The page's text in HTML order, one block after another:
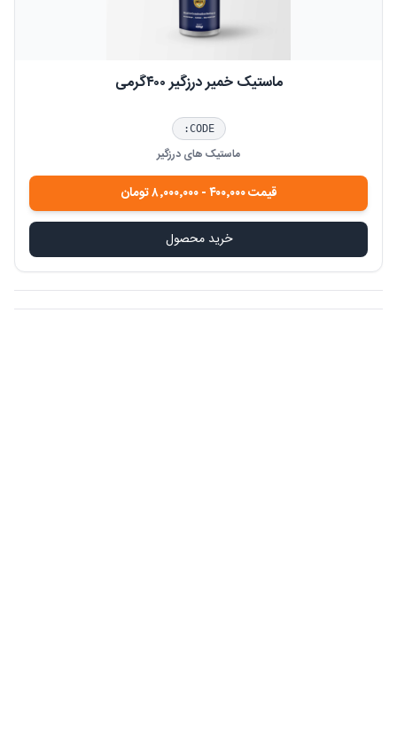
ماستیک خمیر درزگیر ۴۰۰گرمی
CODE:
ماستیک های درزگیر
قیمت۴۰۰٬۰۰۰-۸٬۰۰۰٬۰۰۰تومان
خرید محصول